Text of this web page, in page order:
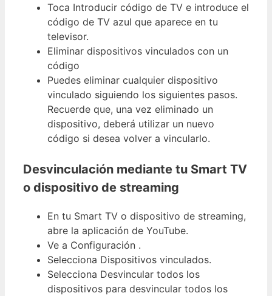
Toca Introducir código de TV e introduce el
código de TV azul que aparece en tu
televisor.
Eliminar dispositivos vinculados con un
código
Puedes eliminar cualquier dispositivo
vinculado siguiendo los siguientes pasos.
Recuerde que, una vez eliminado un
dispositivo, deberá utilizar un nuevo
código si desea volver a vincularlo.
Desvinculación mediante tu Smart TV
o dispositivo de streaming
En tu Smart TV o dispositivo de streaming,
abre la aplicación de YouTube.
Ve a Configuración .
Selecciona Dispositivos vinculados.
Selecciona Desvincular todos los
dispositivos para desvincular todos los